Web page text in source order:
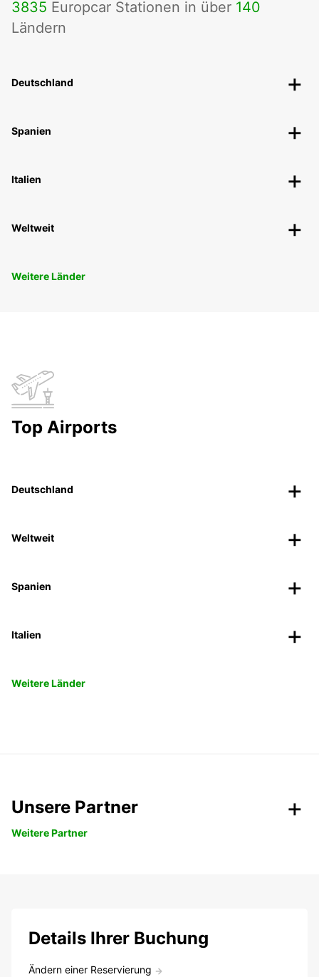
3835 Europcar Stationen in über 140
Ländern
Deutschland
Spanien
Italien
Weltweit
Weitere Länder
Top Airports
Deutschland
Weltweit
Spanien
Italien
Weitere Länder
Unsere Partner
Weitere Partner
Details Ihrer Buchung
Ändern einer Reservierung